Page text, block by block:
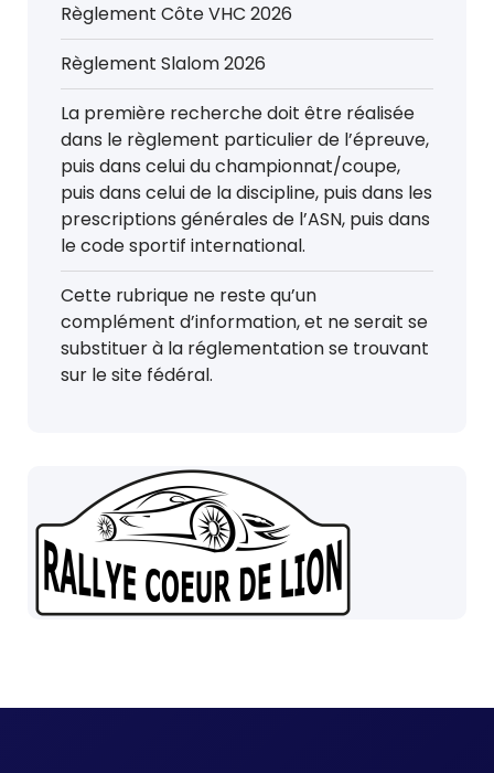
Règlement Côte VHC 2026
Règlement Slalom 2026
La première recherche doit être réalisée
dans le règlement particulier de l’épreuve,
puis dans celui du championnat/coupe,
puis dans celui de la discipline, puis dans les
prescriptions générales de l’ASN, puis dans
le code sportif international.
Cette rubrique ne reste qu’un
complément d’information, et ne serait se
substituer à la réglementation se trouvant
sur le site fédéral.